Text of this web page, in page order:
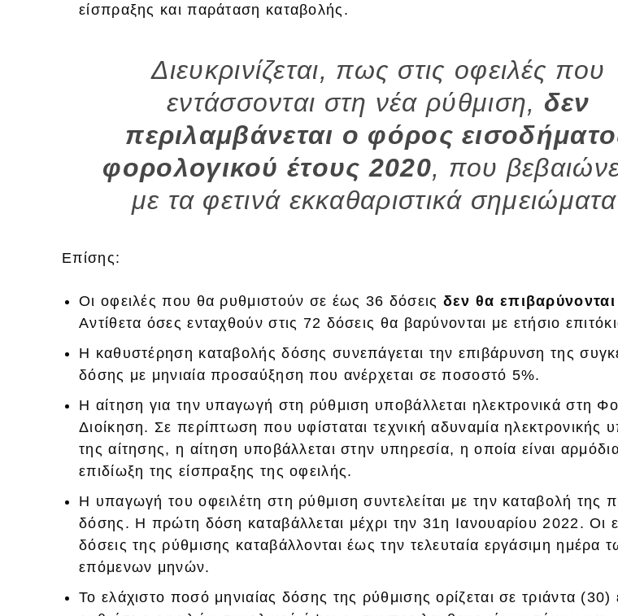
είσπραξης και παράταση καταβολής.
Διευκρινίζεται, πως στις οφειλές που
εντάσσονται στη νέα ρύθμιση, δεν
περιλαμβάνεται ο φόρος
φορολογικού έτους 2020, που
με τα φετινά εκκαθαριστικά
Επίσης:
Οι οφειλές που θα ρυθμιστούν σε έως 36 δόσεις δεν θα
Αντίθετα όσες ενταχθούν στις 72 δόσεις θα βαρύνονται με ετήσιο
Η καθυστέρηση καταβολής δόσης συνεπάγεται την επιβάρυνση της
δόσης με μηνιαία προσαύξηση που ανέρχεται σε ποσοστό 5%.
Η αίτηση για την υπαγωγή στη ρύθμιση υποβάλλεται ηλεκτρονικά στη
Διοίκηση. Σε περίπτωση που υφίσταται τεχνική αδυναμία ηλεκτρονικής
της αίτησης, η αίτηση υποβάλλεται στην υπηρεσία, η οποία είναι
επιδίωξη της είσπραξης της οφειλής.
Η υπαγωγή του οφειλέτη στη ρύθμιση συντελείται με την καταβολή της
δόσης. Η πρώτη δόση καταβάλλεται μέχρι την 31η Ιανουαρίου 2022. Οι
δόσεις της ρύθμισης καταβάλλονται έως την τελευταία εργάσιμη ημέρα
επόμενων μηνών.
Το ελάχιστο ποσό μηνιαίας δόσης της ρύθμισης ορίζεται σε τριάντα (30)